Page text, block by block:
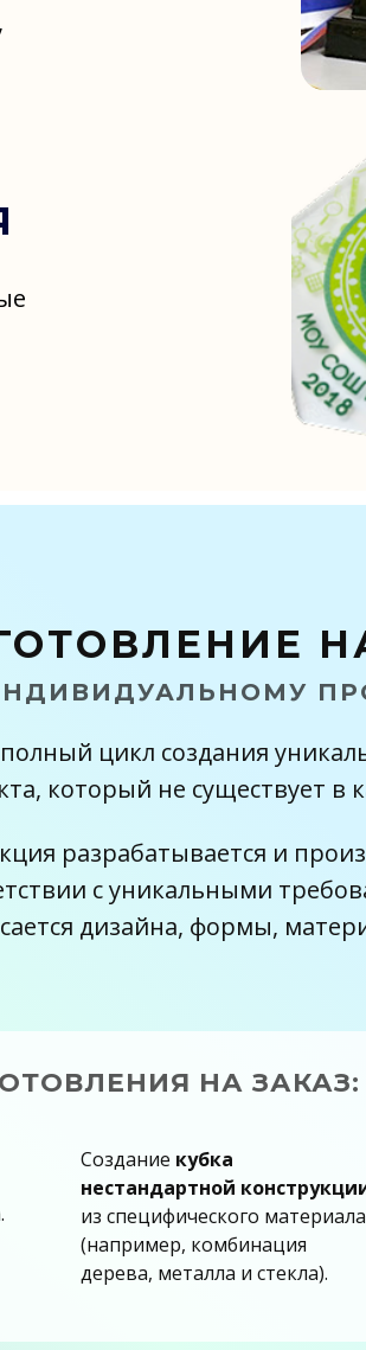
Архангельск
Северодвинск,
округ (в Нарьян-Мар).
Архангельск
Архангельск
Архангельск
разрабатывается и
с уникальными
дизайна, формы,
НА ЗАКАЗ:
Создание кубка
нестандартной
из специфического материала
(например, комбинация
дерева, металла и стекла).
цикл создания
который не существует в